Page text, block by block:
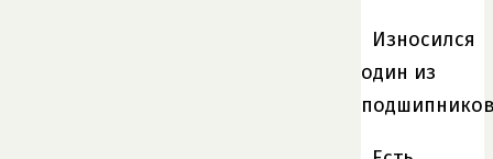
Износился
один из